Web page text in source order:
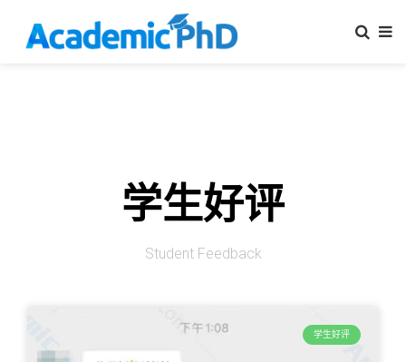
学生好评
Student Feedback
学生好评